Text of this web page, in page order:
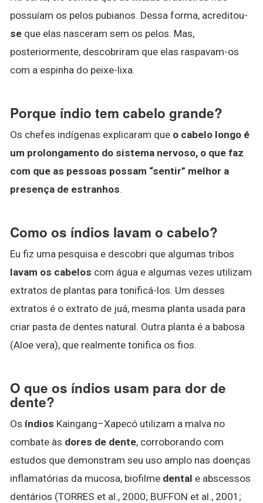
possuíam os pelos pubianos. Dessa forma, acreditou-
se que elas nasceram sem os pelos. Mas,
posteriormente, descobriram que elas raspavam-os
com a espinha do peixe-lixa.
Porque índio tem cabelo grande?
Os chefes indígenas explicaram que o cabelo longo é
um prolongamento do sistema nervoso, o que faz
com que as pessoas possam “sentir” melhor a
presença de estranhos.
Como os índios lavam o cabelo?
Eu fiz uma pesquisa e descobri que algumas tribos
lavam os cabelos com água e algumas vezes utilizam
extratos de plantas para tonificá-los. Um desses
extratos é o extrato de juá, mesma planta usada para
criar pasta de dentes natural. Outra planta é a babosa
(Aloe vera), que realmente tonifica os fios.
O que os índios usam para dor de
dente?
Os índios Kaingang–Xapecó utilizam a malva no
combate às dores de dente, corroborando com
estudos que demonstram seu uso amplo nas doenças
inflamatórias da mucosa, biofilme dental e abscessos
dentários (TORRES et al., 2000; BUFFON et al., 2001;